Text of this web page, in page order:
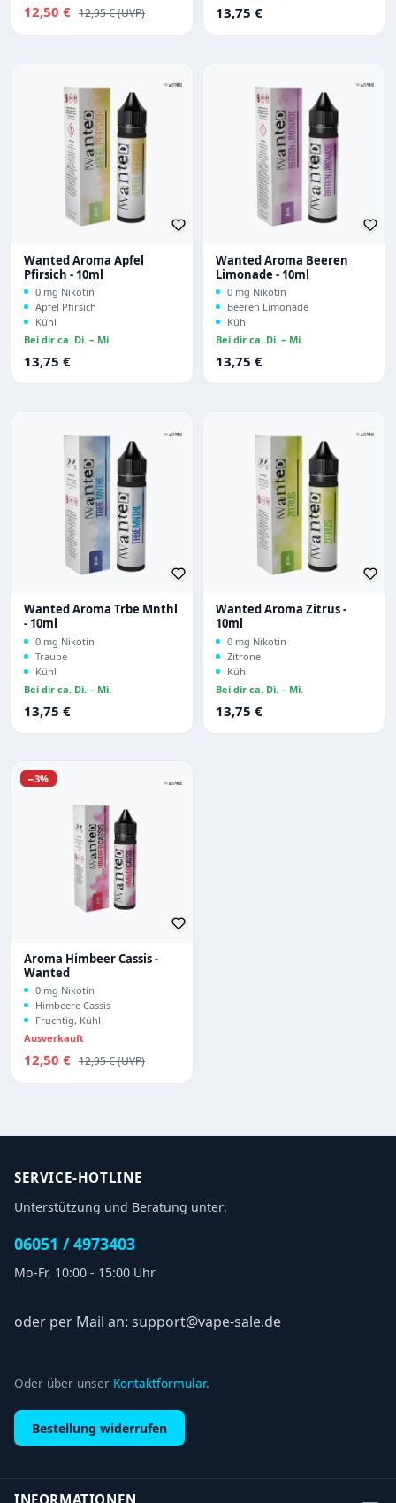
Verkaufspreis:
12,50 € Regulärer Preis:
12,95 € Regulärer Preis:
13,75 €
Wanted Aroma Apfel
Pfirsich - 10ml
0 mg Nikotin
Apfel Pfirsich
Kühl
Bei dir ca. Di. – Mi.
Regulärer Preis:
13,75 €
Wanted Aroma Beeren
Limonade - 10ml
0 mg Nikotin
Beeren Limonade
Kühl
Bei dir ca. Di. – Mi.
Regulärer Preis:
13,75 €
Wanted Aroma Trbe Mnthl
- 10ml
0 mg Nikotin
Traube
Kühl
Bei dir ca. Di. – Mi.
Regulärer Preis:
13,75 €
Wanted Aroma Zitrus -
10ml
0 mg Nikotin
Zitrone
Kühl
Bei dir ca. Di. – Mi.
Regulärer Preis:
13,75 €
Rabatt
−3%
Aroma Himbeer Cassis -
Wanted
0 mg Nikotin
Himbeere Cassis
Fruchtig, Kühl
Ausverkauft
Verkaufspreis:
12,50 € Regulärer Preis:
12,95 €
SERVICE-HOTLINE
Unterstützung und Beratung unter:
06051 / 4973403
Mo-Fr, 10:00 - 15:00 Uhr
oder per Mail an: support@vape-sale.de
Oder über unser Kontaktformular.
Bestellung widerrufen
INFORMATIONEN